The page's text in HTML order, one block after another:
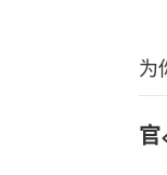
为
官